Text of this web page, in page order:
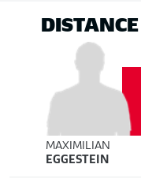
MAXIMILIAN
EGGESTEIN